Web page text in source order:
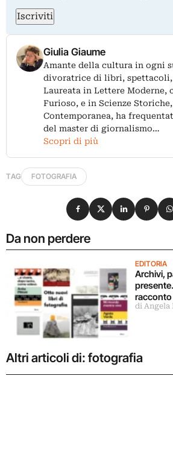
Iscriviti
Giulia Giaume
Amante della cultura in ogni
divoratrice di libri,
Laureata in Lettere Moderne,
Furioso, e in Scienze
Contemporanea, ha
del master di giornalismo…
Scopri di più
TAG FOTOGRAFIA
Da non perdere
EDITORIA
Archivi,
racconto
di Angela
Condividi su Facebook
Condividi su X
Condividi su
Altri articoli di: fotografia